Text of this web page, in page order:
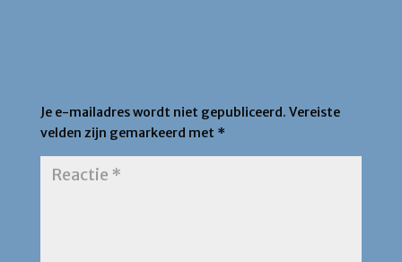
Je e-mailadres wordt niet gepubliceerd. Vereiste
velden zijn gemarkeerd met *